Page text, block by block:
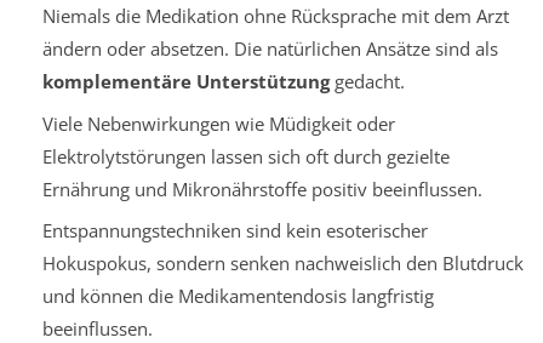
Niemals die Medikation ohne Rücksprache mit dem Arzt
ändern oder absetzen. Die natürlichen Ansätze sind als
komplementäre Unterstützunggedacht.
Viele Nebenwirkungen wie Müdigkeit oder
Elektrolytstörungen lassen sich oft durch gezielte
Ernährung und Mikronährstoffe positiv beeinflussen.
Entspannungstechniken sind kein esoterischer
Hokuspokus, sondern senken nachweislich den Blutdruck
und können die Medikamentendosis langfristig
beeinflussen.